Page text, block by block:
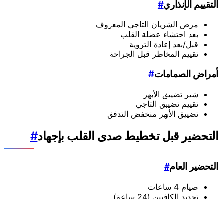
التقييم الإنذاري#
مرض الشريان التاجي المعروف
بعد احتشاء عضلة القلب
قبل/بعد إعادة التروية
تقييم المخاطر قبل الجراحة
أمراض الصمامات#
شير تضييق الأبهر
تقييم تضييق التاجي
تضييق الأبهر منخفض التدفق
التحضير قبل تخطيط صدى القلب بإجهاد#
التحضير العام#
صيام 4 ساعات
تحديد الكافيين (24 ساعة)